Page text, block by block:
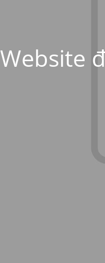
Website